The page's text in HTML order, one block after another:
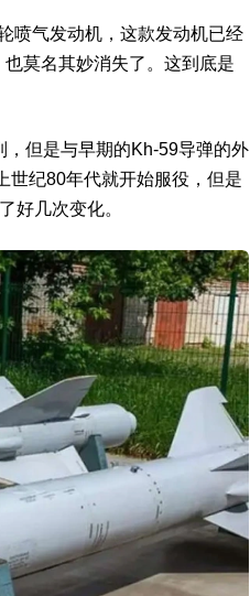
喷气发动机，这款发动机已经
莫名其妙消失了。这到底是
但是与早期的Kh-59导弹的外
世纪80年代就开始服役，但是
好几次变化。